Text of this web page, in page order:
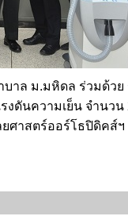
ล ม.มหิดล ร่วมด้ว
ดันความเย็น จำนวน
าสตร์ออร์โธปิดิคส์ฯ